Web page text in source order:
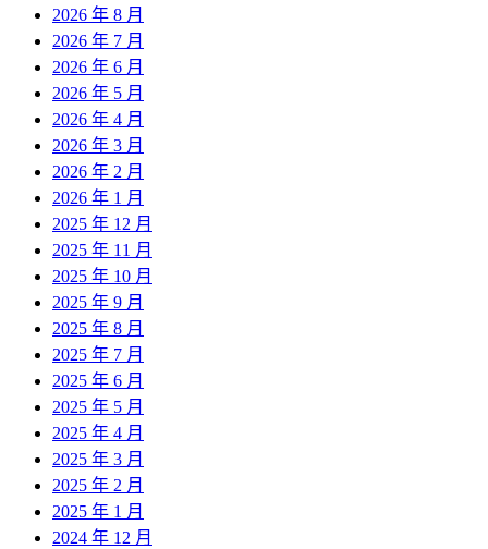
2026 年 8 月
2026 年 7 月
2026 年 6 月
2026 年 5 月
2026 年 4 月
2026 年 3 月
2026 年 2 月
2026 年 1 月
2025 年 12 月
2025 年 11 月
2025 年 10 月
2025 年 9 月
2025 年 8 月
2025 年 7 月
2025 年 6 月
2025 年 5 月
2025 年 4 月
2025 年 3 月
2025 年 2 月
2025 年 1 月
2024 年 12 月